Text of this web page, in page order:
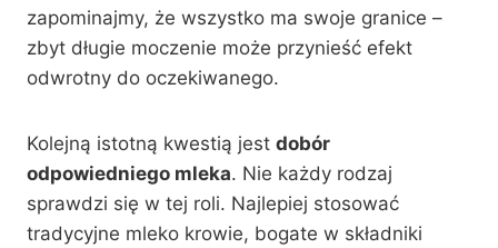
zapominajmy, że wszystko ma swoje granice –
zbyt długie moczenie może przynieść efekt
odwrotny do oczekiwanego.
Kolejną istotną kwestią jest dobór
odpowiedniego mleka. Nie każdy rodzaj
sprawdzi się w tej roli. Najlepiej stosować
tradycyjne mleko krowie, bogate w składniki